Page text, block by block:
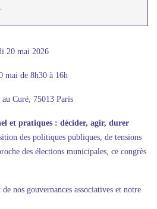
20 mai 2026
mai de 8h30 à 16h
Curé, 75013 Paris
et pratiques : décider, agir, durer
des politiques publiques, de tensions
des élections municipales, ce congrès
nos gouvernances associatives et notre